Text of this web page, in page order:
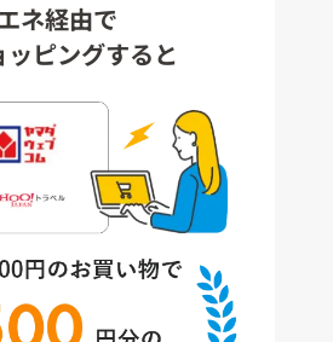
ネ経由で
ピングすると